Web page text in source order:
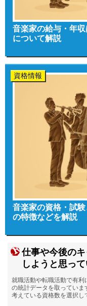
音楽家の給与・年
について解説
資格情報
音楽家の資格・試
の特徴などを解説
仕事や今後の
しようと思っ
就職活動や転職活動で有
の統計データを取っていま
考えている資格数を選択し